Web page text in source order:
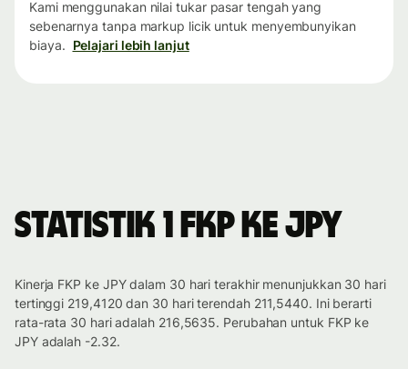
Kami menggunakan nilai tukar pasar tengah yang
sebenarnya tanpa markup licik untuk menyembunyikan
biaya. Pelajari lebih lanjut
Statistik 1 FKP ke JPY
Kinerja FKP ke JPY dalam 30 hari terakhir menunjukkan 30 hari
tertinggi 219,4120 dan 30 hari terendah 211,5440. Ini berarti
rata-rata 30 hari adalah 216,5635. Perubahan untuk FKP ke
JPY adalah -2.32.